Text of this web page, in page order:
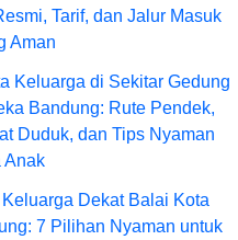
Tarif, dan Jalur Masuk
Aman
Keluarga di Sekitar Gedung
Bandung: Rute Pendek,
Duduk, dan Tips Nyaman
Anak
Keluarga Dekat Balai Kota
7 Pilihan Nyaman untuk